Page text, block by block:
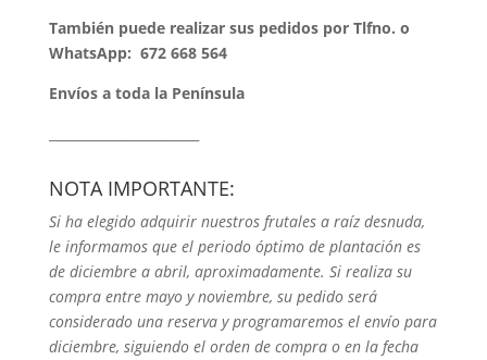
También puede realizar sus pedidos por Tlfno. o
WhatsApp: 672 668 564
Envíos a toda la Península
NOTA IMPORTANTE:
Si ha elegido adquirir nuestros frutales a raíz desnuda,
le informamos que el periodo óptimo de plantación es
de diciembre a abril, aproximadamente. Si realiza su
compra entre mayo y noviembre, su pedido será
considerado una reserva y programaremos el envío para
diciembre, siguiendo el orden de compra o en la fecha